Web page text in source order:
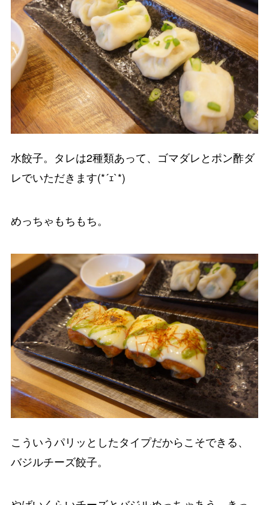
水餃子。タレは2種類あって、ゴマダレとポン酢ダ
レでいただきます(*´ｪ`*)
めっちゃもちもち。
こういうパリッとしたタイプだからこそできる、
バジルチーズ餃子。